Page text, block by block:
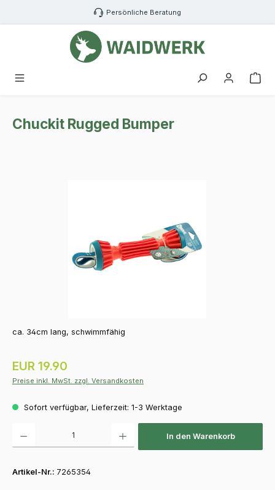
Zum Hauptinhalt springen Persönliche Beratung
Chuckit Rugged Bumper
ca. 34cm lang, schwimmfähig
Regulärer Preis:
EUR 19.90
Preise inkl. MwSt. zzgl. Versandkosten
Sofort verfügbar, Lieferzeit: 1-3 Werktage
In den Warenkorb
Artikel-Nr.: 7265354